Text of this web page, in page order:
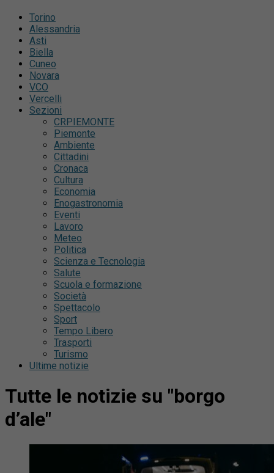
Torino
Alessandria
Asti
Biella
Cuneo
Novara
VCO
Vercelli
Sezioni
CRPIEMONTE
Piemonte
Ambiente
Cittadini
Cronaca
Cultura
Economia
Enogastronomia
Eventi
Lavoro
Meteo
Politica
Scienza e Tecnologia
Salute
Scuola e formazione
Società
Spettacolo
Sport
Tempo Libero
Trasporti
Turismo
Ultime notizie
Tutte le notizie su "borgo
d’ale"